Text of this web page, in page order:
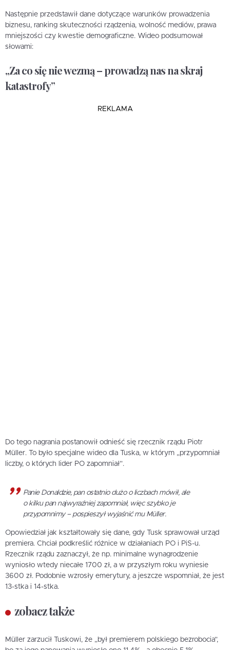
Następnie przedstawił dane dotyczące warunków prowadzenia
biznesu, ranking skuteczności rządzenia, wolność mediów, prawa
mniejszości czy kwestie demograficzne. Wideo podsumował
słowami:
„Za co się nie wezmą – prowadzą nas na skraj
katastrofy”
REKLAMA
Do tego nagrania postanowił odnieść się rzecznik rządu Piotr
Müller. To było specjalne wideo dla Tuska, w którym „przypomniał
liczby, o których lider PO zapomniał”.
Panie Donaldzie, pan ostatnio dużo o liczbach mówił, ale
o kilku pan najwyraźniej zapomniał, więc szybko je
przypomnimy – pospieszył wyjaśnić mu Müller.
Opowiedział jak kształtowały się dane, gdy Tusk sprawował urząd
premiera. Chciał podkreślić różnice w działaniach PO i PiS-u.
Rzecznik rządu zaznaczył, że np. minimalne wynagrodzenie
wyniosło wtedy niecałe 1700 zł, a w przyszłym roku wyniesie
3600 zł. Podobnie wzrosły emerytury, a jeszcze wspomniał, że jest
13-stka i 14-stka.
zobacz także
Müller zarzucił Tuskowi, że „był premierem polskiego bezrobocia”,